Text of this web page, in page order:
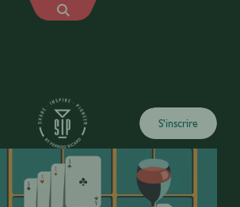
S'inscrire